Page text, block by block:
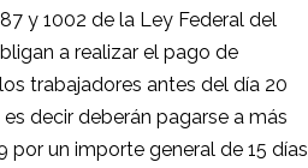
y 1002 de la Ley Federal del
a realizar el pago de
trabajadores antes del día 20
decir deberán pagarse a más
por un importe general de 15 días